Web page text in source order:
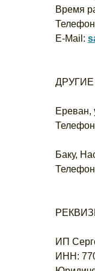
Время
E-Mail:
Ереван,
Баку,
ИП
ИНН: